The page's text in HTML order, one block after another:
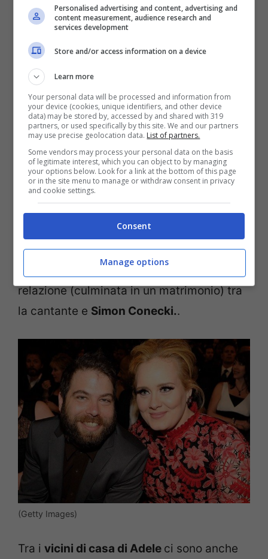
della canzone e che ha visto come
protagonistaDaniel Craig.
Una curiosità: pur essendo il brano con lo
stesso titolo del film, la canzone composta
e interpretata da Adele non fu mai inclusa
neldisco della colonna sonora della
pellicola.
Nello stesso anno in cui usciva Skyfall,
importanti della sua vita,
gravidanza e poi la nascita di Angelo,il
“nome segreto”
relazione (culminata in un matrimonio) tra
la cantante e Simon Conecki..
(Getty Images)
Tra i vicini di casa di Adele ci sono anche
Personalised advertising and content, advertising and
content measurement, audience research and
services development
Store and/or access information on a device
Learn more
Your personal data will be processed and information from
your device (cookies, unique identifiers, and other device
data) may be stored by, accessed by and shared with 319
partners, or used specifically by this site. We and our partners
may use precise geolocation data. List of partners.
Some vendors may process your personal data on the basis
of legitimate interest, which you can object to by managing
your options below. Look for a link at the bottom of this page
or in the site menu to manage or withdraw consent in privacy
and cookie settings.
Consent
Manage options